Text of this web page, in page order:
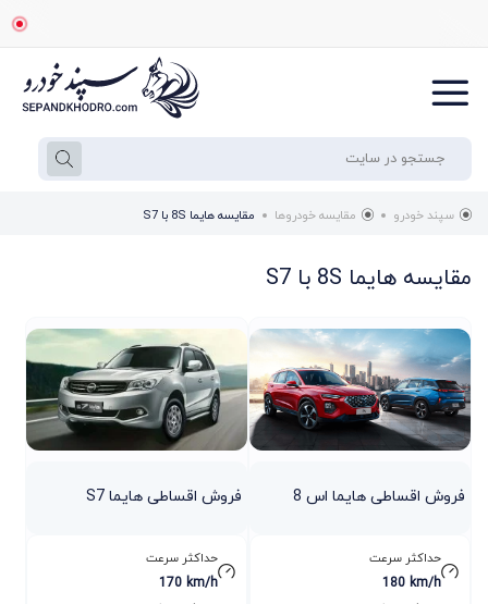
سپند خودرو مقایسه خودروها مقایسه هایما 8S با S7
مقایسه هایما 8S با S7
فروش اقساطی هایما اس 8
حداکثر سرعت
180 km/h
فروش اقساطی هایما S7
حداکثر سرعت
170 km/h